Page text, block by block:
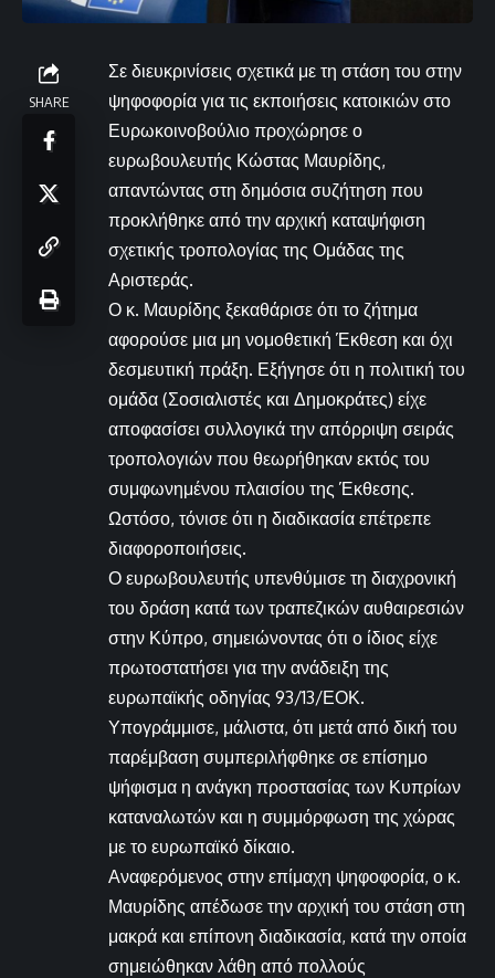
SHARE
Σε διευκρινίσεις σχετικά με τη στάση του στην
ψηφοφορία για τις εκποιήσεις κατοικιών στο
Ευρωκοινοβούλιο προχώρησε ο
ευρωβουλευτής Κώστας Μαυρίδης,
απαντώντας στη δημόσια συζήτηση που
προκλήθηκε από την αρχική καταψήφιση
σχετικής τροπολογίας της Ομάδας της
Αριστεράς.
Ο κ. Μαυρίδης ξεκαθάρισε ότι το ζήτημα
αφορούσε μια μη νομοθετική Έκθεση και όχι
δεσμευτική πράξη. Εξήγησε ότι η πολιτική του
ομάδα (Σοσιαλιστές και Δημοκράτες) είχε
αποφασίσει συλλογικά την απόρριψη σειράς
τροπολογιών που θεωρήθηκαν εκτός του
συμφωνημένου πλαισίου της Έκθεσης.
Ωστόσο, τόνισε ότι η διαδικασία επέτρεπε
διαφοροποιήσεις.
Ο ευρωβουλευτής υπενθύμισε τη διαχρονική
του δράση κατά των τραπεζικών αυθαιρεσιών
στην Κύπρο, σημειώνοντας ότι ο ίδιος είχε
πρωτοστατήσει για την ανάδειξη της
ευρωπαϊκής οδηγίας 93/13/ΕΟΚ.
Υπογράμμισε, μάλιστα, ότι μετά από δική του
παρέμβαση συμπεριλήφθηκε σε επίσημο
ψήφισμα η ανάγκη προστασίας των Κυπρίων
καταναλωτών και η συμμόρφωση της χώρας
με το ευρωπαϊκό δίκαιο.
Αναφερόμενος στην επίμαχη ψηφοφορία, ο κ.
Μαυρίδης απέδωσε την αρχική του στάση στη
μακρά και επίπονη διαδικασία, κατά την οποία
σημειώθηκαν λάθη από πολλούς